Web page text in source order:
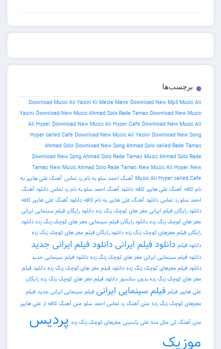
Download Music Ali Yasini Ki Mesle Mane Download New
Yasini Download New Music Ahmad Solo Rade Tamas Download
Ali Hyper Download New Music Ali Hyper Cafe Download
Hyper called Cafe Download New Music Ali Yasini Download
Ahmad Solo Download New Song Ahmad Solo called
Download New Song Ahmad Solo Rade Tamas Music Ahmad
Tamas New Music Ahmad Solo Rade Tamas New Music Ali
Music Ali Hyper آهنگ احمد سلو به نام رد تماس آهنگ علی هایپر به
علی هایپر کافه دانلود آهنگ احمد سلو به نام رد تماس دانلود آهنگ
دانلود آهنگ علی هایپر به نام کافه دانلود آهنگ علی هایپر کافه
فیلم ایرانی مغز های کوچک زنگ زده دانلود رایگان فیلم سینمایی ایرانی
زنگ زده دانلود رایگان فیلم سینمایی مغز های کوچک زنگ زده دانلود
مغزهای کوچک زنگ زده دانلود رایگان فیلم مغز های کوچک زنگ زده
دانلود فیلم ایرانیدانلود فیلم ایرانی جدید
سینمایی ایرانی مغز های کوچک زنگ زده دانلود فیلم سینمایی جدید
مغزهای کوچک زنگ زده دانلود فیلم مغز های کوچک زنگ زده دانلود فیلم
زنگ زده بدون سانسور دانلود فیلم مغز های کوچک زنگ زده رایگان
فیلم سینمایی ایرانی فیلم سینمایی ایرانی جدید فیلم
زنگ زده متن آهنگ رد تماس احمد سلو متن آهنگ کافه از علی هایپر
مثل منه علی یاسینی مغزهای کوچک زنگ زده پردیس